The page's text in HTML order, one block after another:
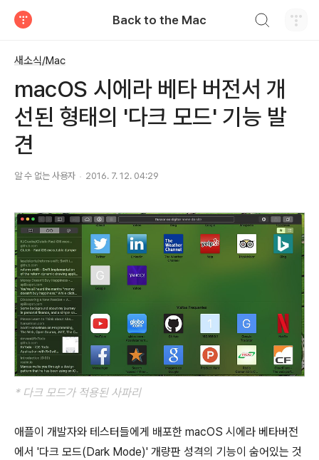
Back to the Mac
새소식/Mac
macOS 시에라 베타 버전서 개
선된 형태의 '다크 모드' 기능 발
견
알 수 없는 사용자 2016. 7. 12. 04:29
* 다크 모드가 적용된 사파리
애플이 개발자와 테스터들에게 배포한 macOS 시에라 베타버전
에서 '다크 모드(Dark Mode)' 개량판 성격의 기능이 숨어있는 것